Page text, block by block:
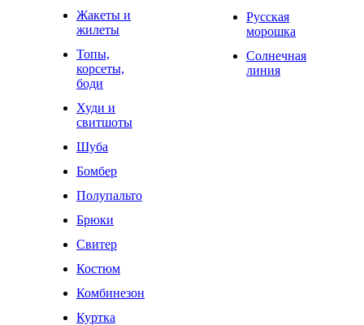
Жакеты и
жилеты
Топы,
корсеты,
боди
Худи и
свитшоты
Шуба
Бомбер
Полупальто
Брюки
Свитер
Костюм
Комбинезон
Куртка
Русская
морошка
Солнечная
линия